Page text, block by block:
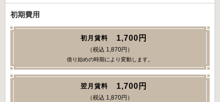
初期費用
初月賃料 1,700円
（税込 1,870円）
借り始めの時期により変動します。
翌月賃料 1,700円
（税込 1,870円）